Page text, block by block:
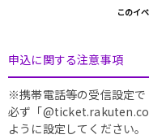
このイ
申込に関する注意事項
※携帯電話等の受信設定で
必ず「
ように設定してください。